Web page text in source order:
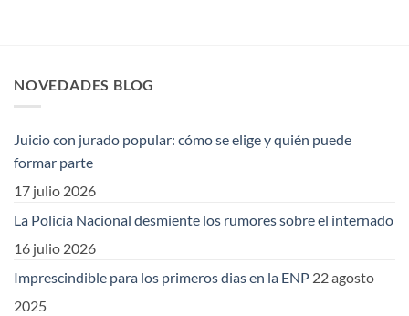
NOVEDADES BLOG
Juicio con jurado popular: cómo se elige y quién puede
formar parte
17 julio 2026
La Policía Nacional desmiente los rumores sobre el internado
16 julio 2026
Imprescindible para los primeros dias en la ENP 22 agosto
2025